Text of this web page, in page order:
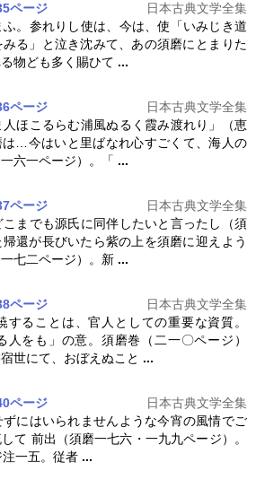
ページ
日本古典文学全集
。参れりし使は、今は、使「いみじき道
る」と泣き沈みて、あの須磨にとまりた
物ども多く賜ひて ...
ページ
日本古典文学全集
人ほこるらむ浦風ぬるく霞み渡れり」（恵
は…今はいと里ばなれ心すごくて、海人の
一六一ページ）。「 ...
ページ
日本古典文学全集
までも源氏に同伴したいと言ったし（須
還が長びいたら紫の上を須磨に迎えよう
一七二ページ）。新 ...
ページ
日本古典文学全集
することは、官人としての重要な資質。
人をも」の意。 須磨巻（二一〇ページ）
世にて、おぼえぬこと ...
ページ
日本古典文学全集
にはいられませんような今宵の風情でご
て 前出（須磨一七六・一九九ページ）。
一五。従者 ...